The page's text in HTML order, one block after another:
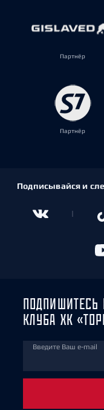
Партнёр
Партнёр
Подписывайся и
КЛУБА ХК
Введите Ваш e-mail